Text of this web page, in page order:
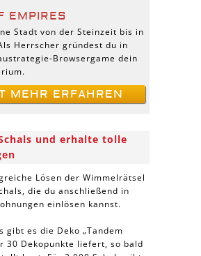
EMPIRES
Stadt von der Steinzeit bis in
Herrscher gründest du in
Browsergame dein
MEHR ERFAHREN
und erhalte tolle
Lösen der Wimmelrätsel
die du anschließend in
einlösen kannst.
gibt es die Deko „Tandem
30 Dekopunkte liefert, so bald